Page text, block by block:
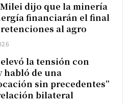
Milei dijo que la minería
financiarán el final
al agro
la tensión con
habló de una
sin precedentes”
bilateral